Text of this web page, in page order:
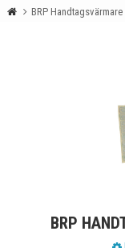
BRP
BRP